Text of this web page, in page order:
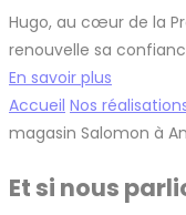
Hugo, au cœur de la
renouvelle sa
En savoir plus
Accueil Nos
magasin Salomon à
Et si nous